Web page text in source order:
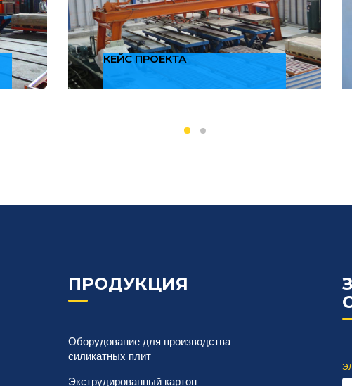
КЕЙС ПРОЕКТА
ПРОДУКЦИЯ
Оборудование для производства
силикатных плит
Экструдированный картон